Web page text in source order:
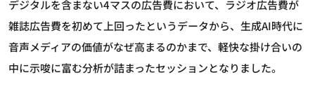
デジタルを含まない4マスの広告費において、ラジオ広告費が
雑誌広告費を初めて上回ったというデータから、生成AI時代に
音声メディアの価値がなぜ高まるのかまで、軽快な掛け合いの
中に示唆に富む分析が詰まったセッションとなりました。